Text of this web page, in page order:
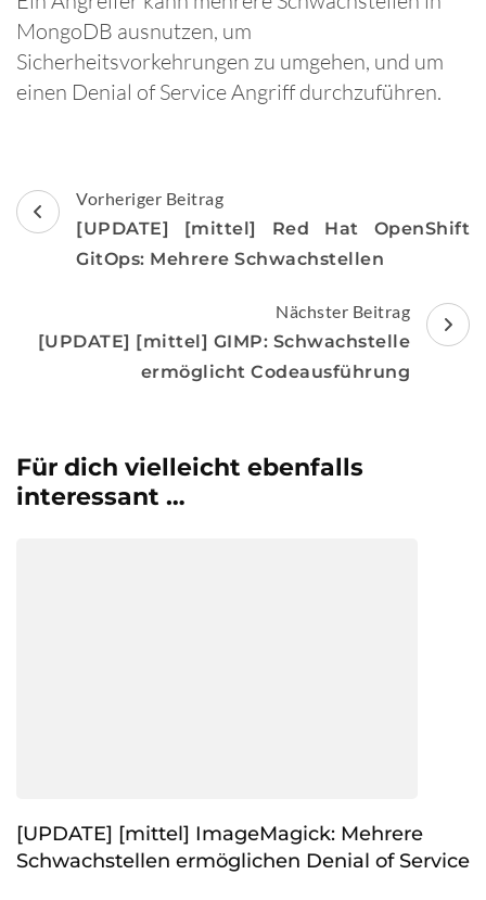
MongoDB ausnutzen, um
Sicherheitsvorkehrungen zu umgehen, und um
einen Denial of Service Angriff durchzuführen.
Beitragsnavigation
Vorheriger Beitrag
[UPDATE] [mittel] Red Hat OpenShift
GitOps: Mehrere Schwachstellen
Nächster Beitrag
[UPDATE] [mittel] GIMP: Schwachstelle
ermöglicht Codeausführung
Für dich vielleicht ebenfalls
interessant …
[UPDATE] [mittel] ImageMagick: Mehrere
Schwachstellen ermöglichen Denial of Service